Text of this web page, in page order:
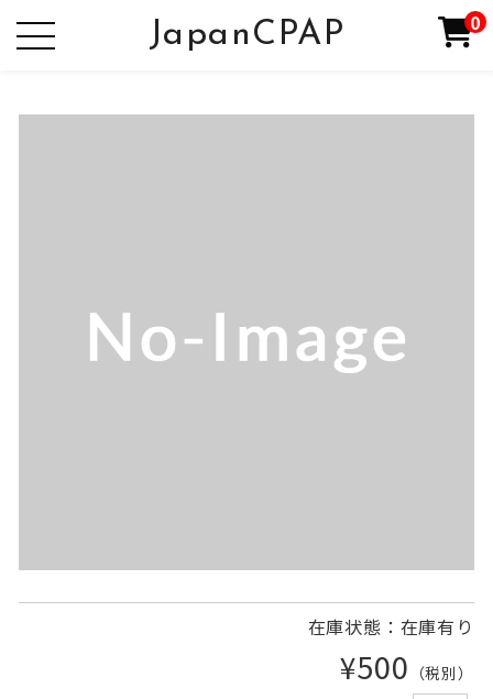
JapanCPAP 0
在庫状態：在庫有り
¥500 （税別）